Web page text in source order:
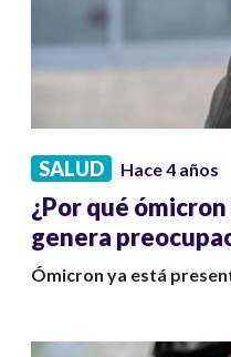
SALUD Hace 4 años
¿Por qué
genera
Ómicron ya está